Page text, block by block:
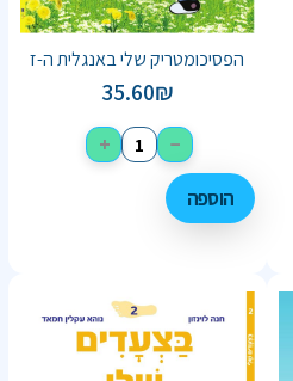
הפסיכומטריק שלי באנגלית ה-ז
35.60₪
−
+
הוספה